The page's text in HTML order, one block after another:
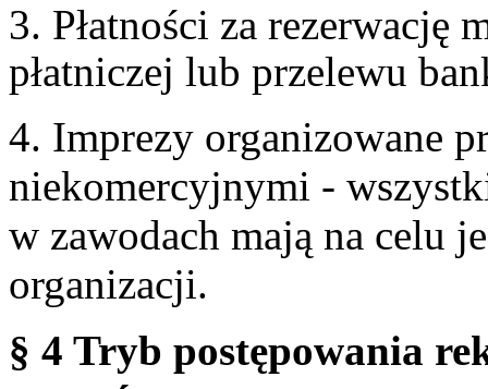
3. Płatności za rezerwację
płatniczej lub przelewu
4. Imprezy organizowane
niekomercyjnymi -
w zawodach mają na celu
organizacji.
§ 4 Tryb postępowania